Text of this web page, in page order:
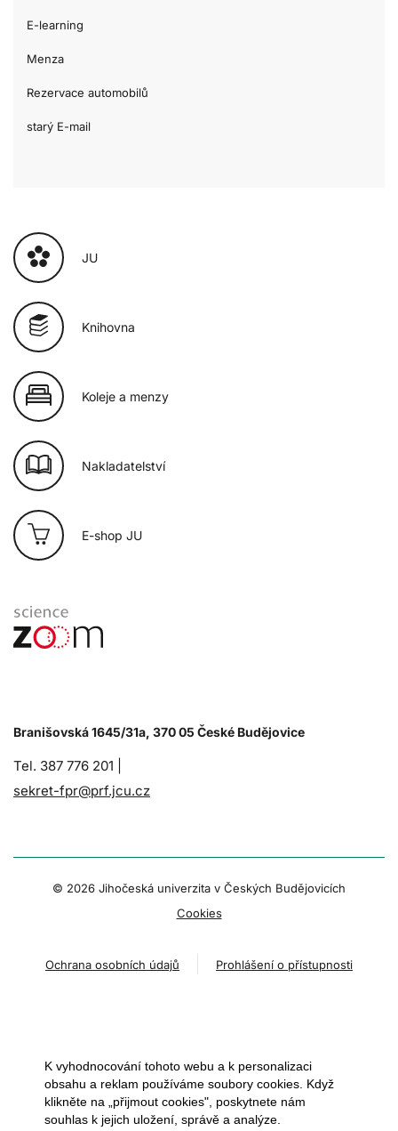
E-learning
Menza
Rezervace automobilů
starý E-mail
JU
Knihovna
Koleje a menzy
Nakladatelství
E-shop JU
Branišovská 1645/31a, 370 05 České Budějovice
Tel. 387 776 201 |
sekret-fpr@prf.jcu.cz
© 2026 Jihočeská univerzita v Českých Budějovicích
Cookies
Ochrana osobních údajů Prohlášení o přístupnosti
K vyhodnocování tohoto webu a k personalizaci
obsahu a reklam používáme soubory cookies. Když
klikněte na „přijmout cookies", poskytnete nám
souhlas k jejich uložení, správě a analýze.